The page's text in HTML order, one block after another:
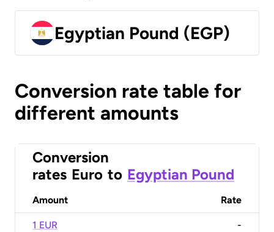
Egyptian Pound (EGP)
Conversion rate table for
different amounts
Conversion
rates Euro to Egyptian Pound
Amount Rate
1 EUR -